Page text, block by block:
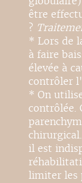
être
?
* Lors de
à faire
élevée à
contrôler
* On
contrôlée.
il est
limiter les